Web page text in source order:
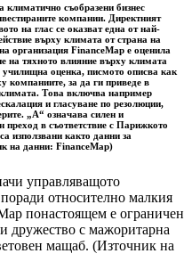
климатично съобразени бизнес
компании. Директният
на глас се оказват една от най-
върху климата от страна на
организация FinanceMap е оценила
на тяхното влияние върху климата
оценка, писмото описва как
компаниите, за да ги приведе в
Това включва например
и гласуване по резолюции,
„A“ означава силен и
преход в съответствие с Парижкото
използвани както данни за
на данни: FinanceMap)
управляващото
относително малкия
понастоящем е ограничен
дружество с мажоритарна
мащаб. (Източник на